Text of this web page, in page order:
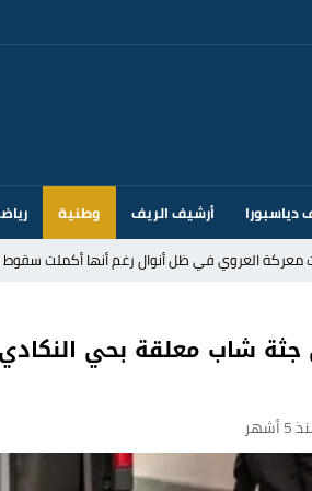
دياسبورا أرشيف الريف وطنية
معركة العروي في ظل أنوال رغم أنها أكملت
بسبب الضوابط الحدودية في فضاء شنغن
سبتة وتخوفات من دعوات جديدة للعبور
تحت ضغط إسباني؟ عودة مايوركا تفتح أسئلة
الأندية الإسبانية في الميركاتو الصيفي
شاب معلقة بحي النكادي
أشهر